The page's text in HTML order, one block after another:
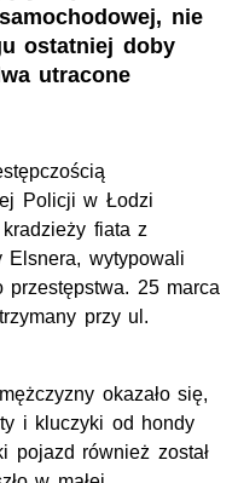
nie
ostatniej doby
utracone
Policji w Łodzi
fiata z
Elsnera, wytypowali
przestępstwa. 25 marca
przy ul.
okazało się,
i kluczyki od hondy
pojazd również został